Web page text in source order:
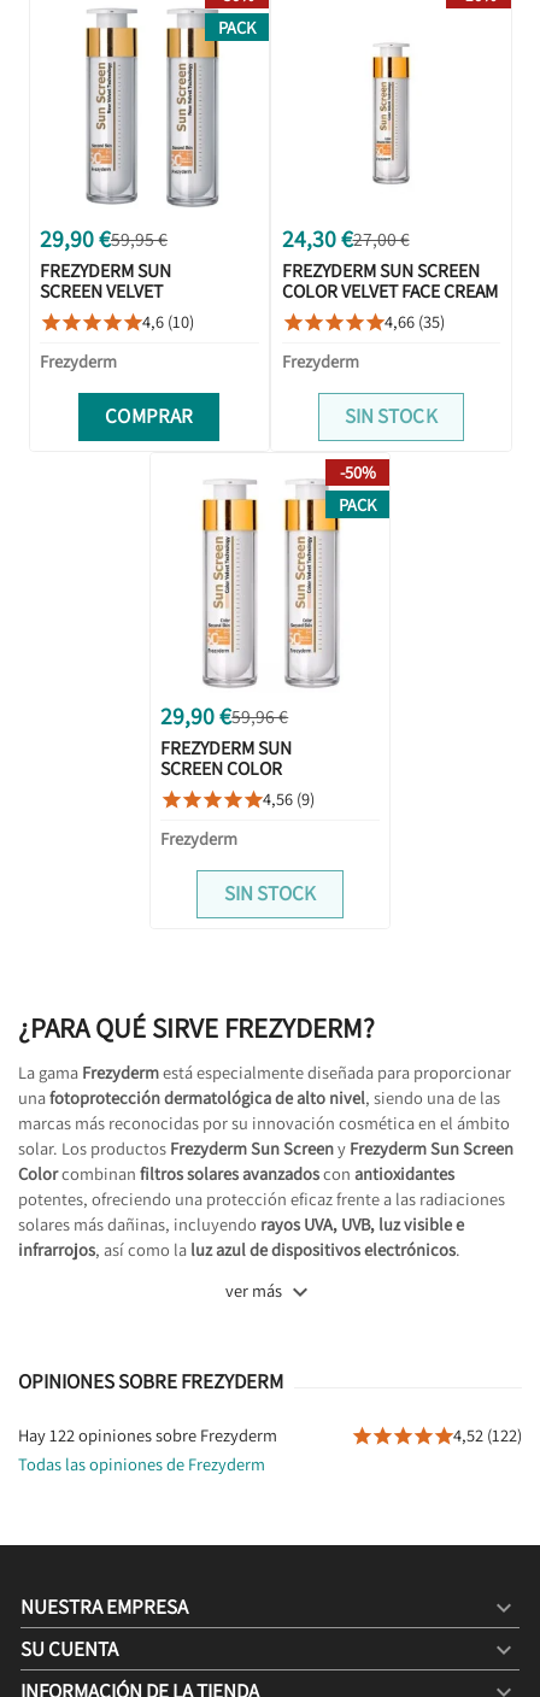
29,90 €59,95 €
FREZYDERM SUN
SCREEN VELVET
FACE CREAM
SPF50+ 50ML +
50ML DUPLO
PROMOCION
4,6 (10)
Frezyderm
COMPRAR
PACK
24,30 €27,00 €
FREZYDERM SUN SCREEN
COLOR VELVET FACE CREAM
SPF50+ 50ML
4,66 (35)
Frezyderm
SIN STOCK
29,90 €59,96 €
FREZYDERM SUN
SCREEN COLOR
VELVET FACE CREAM
SPF50+ 50ML +
50ML DUPLO
PROMOCION
4,56 (9)
Frezyderm
SIN STOCK
-50%
PACK
¿PARA QUÉ SIRVE FREZYDERM?
La gama Frezydermestá especialmente diseñada para proporcionar
unafotoprotección dermatológica de alto nivel, siendo una de las
marcas más reconocidas por su innovación cosmética en el ámbito
solar. Los productos Frezyderm Sun Screeny Frezyderm Sun Screen
Colorcombinan filtros solares avanzadoscon antioxidantes
potentes, ofreciendo una protección eficaz frente a las radiaciones
solares más dañinas, incluyendo rayos UVA, UVB, luz visible e
infrarrojos, así como la luz azul de dispositivos electrónicos.
ver más 
OPINIONES SOBRE FREZYDERM
Hay 122 opiniones sobre Frezyderm 4,52 (122)
Todas las opiniones de Frezyderm
NUESTRA EMPRESA 
SU CUENTA 
INFORMACIÓN DE LA TIENDA